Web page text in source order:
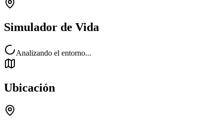
Simulador de Vida
Analizando el entorno...
Ubicación